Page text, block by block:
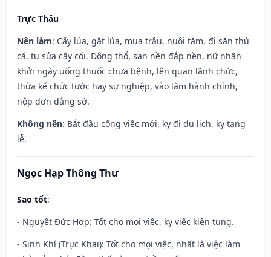
Trực Thâu
Nên làm: Cấy lúa, gặt lúa, mua trâu, nuôi tằm, đi săn thú
cá, tu sửa cây cối. Động thổ, san nền đắp nền, nữ nhân
khởi ngày uống thuốc chưa bệnh, lên quan lãnh chức,
thừa kế chức tước hay sự nghiệp, vào làm hành chính,
nộp đơn dâng sớ.
Không nên: Bắt đầu công việc mới, kỵ đi du lịch, kỵ tang
lễ.
Ngọc Hạp Thông Thư
Sao tốt:
- Nguyệt Đức Hợp: Tốt cho mọi việc, kỵ việc kiện tụng.
- Sinh Khí (Trực Khai): Tốt cho mọi việc, nhất là việc làm